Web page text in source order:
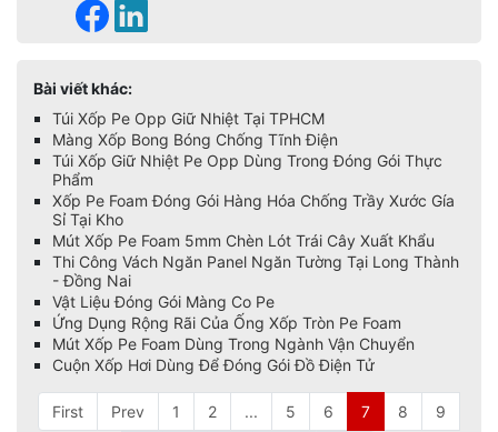
Bài viết khác:
Túi Xốp Pe Opp Giữ Nhiệt Tại TPHCM
Màng Xốp Bong Bóng Chống Tĩnh Điện
Túi Xốp Giữ Nhiệt Pe Opp Dùng Trong Đóng Gói Thực
Phẩm
Xốp Pe Foam Đóng Gói Hàng Hóa Chống Trầy Xước Gía
Sỉ Tại Kho
Mút Xốp Pe Foam 5mm Chèn Lót Trái Cây Xuất Khẩu
Thi Công Vách Ngăn Panel Ngăn Tường Tại Long Thành
- Đồng Nai
Vật Liệu Đóng Gói Màng Co Pe
Ứng Dụng Rộng Rãi Của Ống Xốp Tròn Pe Foam
Mút Xốp Pe Foam Dùng Trong Ngành Vận Chuyển
Cuộn Xốp Hơi Dùng Để Đóng Gói Đồ Điện Tử
First Prev 1 2 ... 5 6 7 8 9